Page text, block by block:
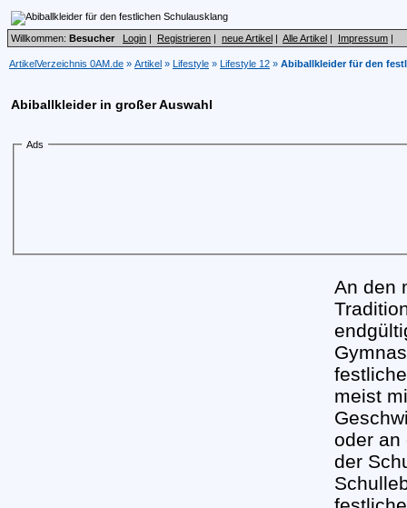
Willkommen: Besucher Login | Registrieren | neue Artikel | Alle Artikel | Impressum |
ArtikelVerzeichnis 0AM.de » Artikel » Lifestyle » Lifestyle 12 » Abiballkleider für den
Abiballkleider in großer Auswahl
Ads
An den
meist
oder an
der